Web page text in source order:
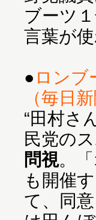
ブーツ
言葉が使
● ロン
（毎日
“田村さ
民党の
問視。
も開催
て、同